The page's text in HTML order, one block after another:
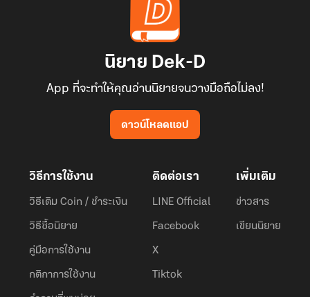
นิยาย Dek-D
App ที่จะทำให้คุณอ่านนิยายจนวางมือถือไม่ลง!
ดาวน์โหลดแอป
วิธีการใช้งาน
วิธีเติม Coin / ชำระเงิน
วิธีซื้อนิยาย
คู่มือการใช้งาน
กติกาการใช้งาน
ติดต่อเรา
LINE Official
Facebook
X
Tiktok
เพิ่มเติม
ข่าวสาร
เขียนนิยาย